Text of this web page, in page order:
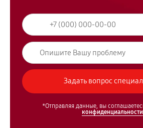
*Отправляя данные, вы
конфиденциальности